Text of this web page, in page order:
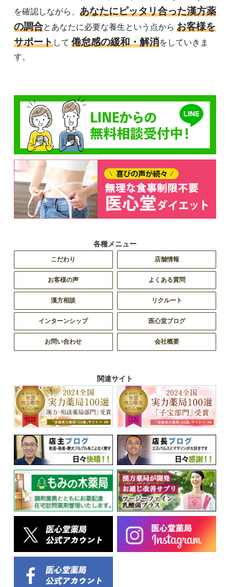
を確認しながら、 あなたにピッタリ合った漢方薬
の調合とあなたに必要な養生という点から お客様を
サポートして 倦怠感の緩和・解消をしていきま
す。
各種メニュー
こだわり 店舗情報
お客様の声 よくある質問
漢方相談 リクルート
インターンシップ 医心堂ブログ
お問い合わせ 会社概要
関連サイト